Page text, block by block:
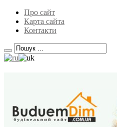
Про сайт
Карта сайта
Контакти